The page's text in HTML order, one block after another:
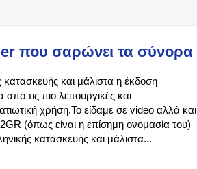
που σαρώνει τα σύνορα
και μάλιστα η έκδοση
τις πιο λειτουργικές και
χρήση.Το είδαμε σε video αλλά και
(όπως είναι η επίσημη ονομασία του)
κατασκευής και μάλιστα...